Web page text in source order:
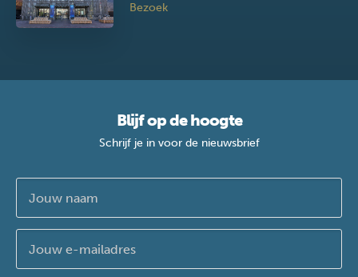
Bezoek
Blijf op de hoogte
Schrijf je in voor de nieuwsbrief